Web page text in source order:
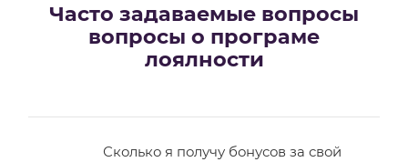
Часто задаваемые вопросы
вопросы о програме
лоялности
Сколько я получу бонусов за свой